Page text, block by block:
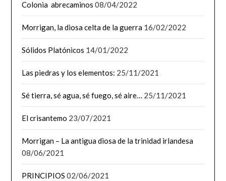
Colonia abrecaminos 08/04/2022
Morrigan, la diosa celta de la guerra 16/02/2022
Sólidos Platónicos 14/01/2022
Las piedras y los elementos: 25/11/2021
Sé tierra, sé agua, sé fuego, sé aire… 25/11/2021
El crisantemo 23/07/2021
Morrigan – La antigua diosa de la trinidad irlandesa
08/06/2021
PRINCIPIOS 02/06/2021